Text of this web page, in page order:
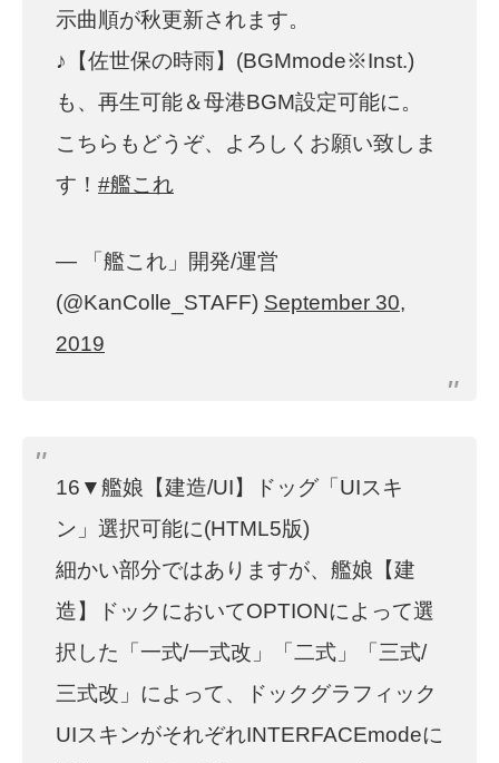
示曲順が秋更新されます。
♪【佐世保の時雨】(BGMmode※Inst.)
も、再生可能＆母港BGM設定可能に。
こちらもどうぞ、よろしくお願い致しま
す！ #艦これ
— 「艦これ」開発/運営
(@KanColle_STAFF) September 30,
2019
16▼艦娘【建造/UI】ドッグ「UIスキ
ン」選択可能に(HTML5版)
細かい部分ではありますが、艦娘【建
造】ドックにおいてOPTIONによって選
択した「一式/一式改」「二式」「三式/
三式改」によって、ドックグラフィック
UIスキンがそれぞれINTERFACEmodeに